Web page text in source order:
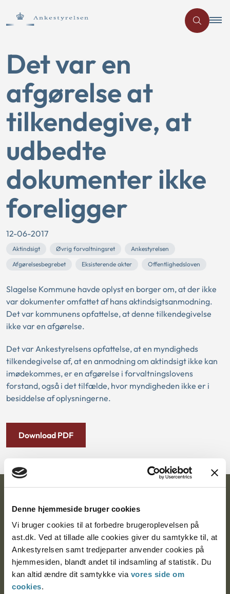
Denne hjemmeside bruger cookies
Vi bruger cookies til at forbedre brugeroplevelsen på
ast.dk. Ved at tillade alle cookies giver du samtykke til, at
Ankestyrelsen samt tredjeparter anvender cookies på
hjemmesiden, blandt andet til indsamling af statistik. Du
kan altid ændre dit samtykke via vores side om
cookies.
Det var en
afgørelse at
tilkendegive, at
udbedte
dokumenter ikke
foreligger
12-06-2017
Aktindsigt Øvrig forvaltningsret
Ankestyrelsen
Afgørelsesbegrebet
Eksisterende akter Offentlighedsloven
Slagelse Kommune havde oplyst en borger om, at der ikke
var dokumenter omfattet af hans aktindsigtsanmodning.
Det var kommunens opfattelse, at denne tilkendegivelse
ikke var en afgørelse.
Det var Ankestyrelsens opfattelse, at en myndigheds
tilkendegivelse af, at en anmodning om aktindsigt ikke kan
imødekommes, er en afgørelse i forvaltningslovens
forstand, også i det tilfælde, hvor myndigheden ikke er i
besiddelse af oplysningerne.
Download PDF
Nytorv 7, 2. sal
9000 Aalborg